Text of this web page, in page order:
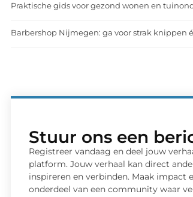
Praktische gids voor gezond wonen en
Barbershop Nijmegen: ga voor strak knippen
Stuur ons een
Registreer vandaag en deel jouw
platform. Jouw verhaal kan direct
inspireren en verbinden. Maak impact
onderdeel van een community waar